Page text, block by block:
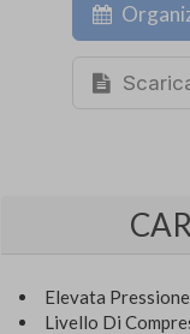
Elevata
Livello Di